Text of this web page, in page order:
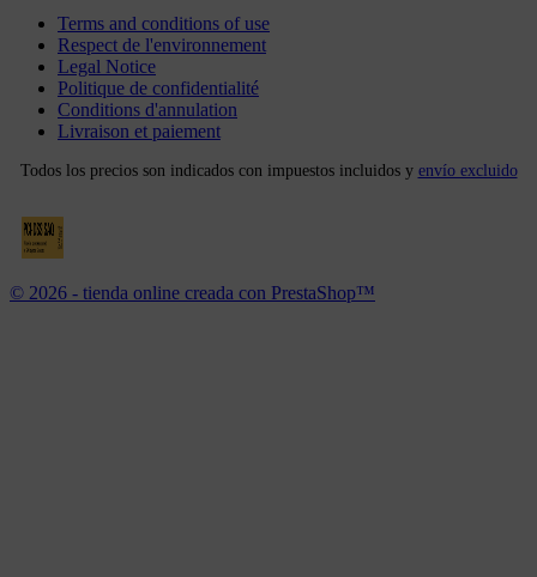
Terms and conditions of use
Respect de l'environnement
Legal Notice
Politique de confidentialité
Conditions d'annulation
Livraison et paiement
Todos los precios son indicados con impuestos incluidos y envío excluido
© 2026 - tienda online creada con PrestaShop™